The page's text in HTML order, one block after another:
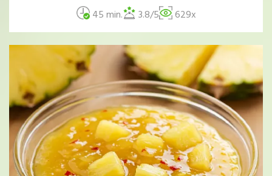
45 min. 3.8/5 629x